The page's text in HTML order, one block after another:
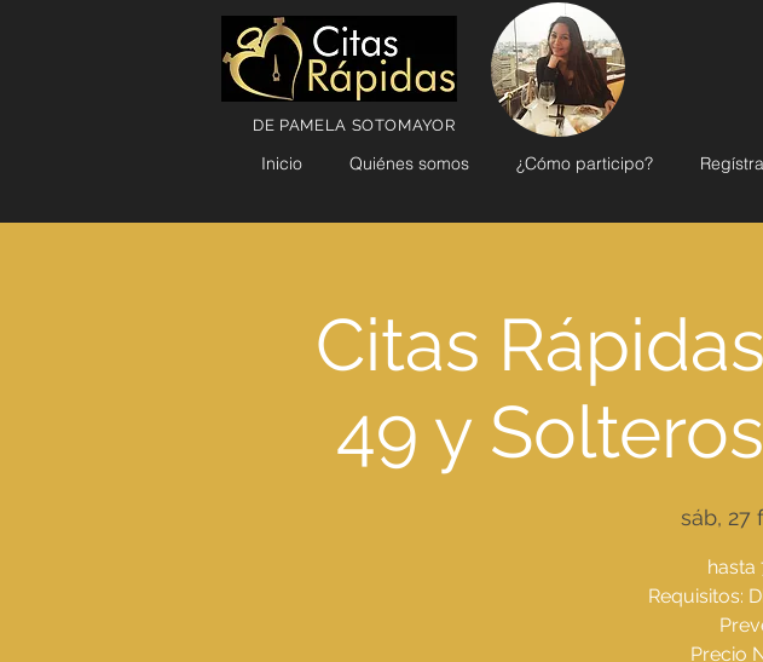
Inicio Quiénes somos ¿Cómo participo?
DE PAMELA SOTOMAYOR
Citas
49 y
sáb, 27
hasta
Requisitos:
Precio